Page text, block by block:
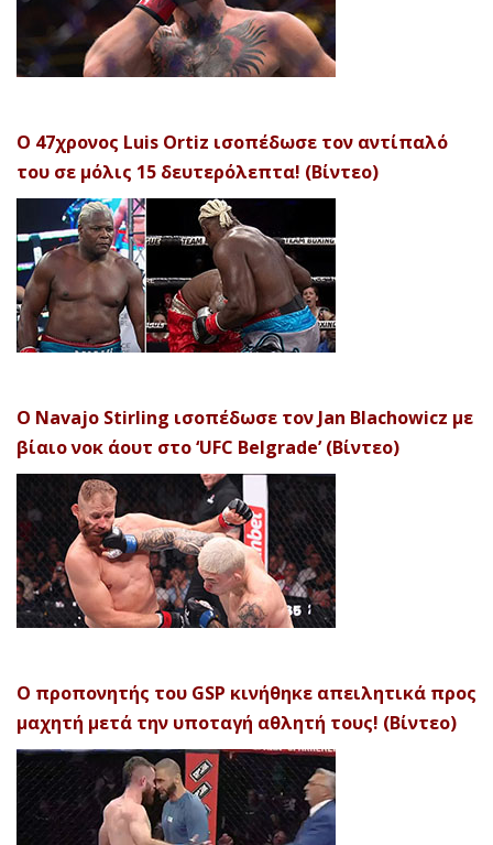
Ο 47χρονος Luis Ortiz ισοπέδωσε τον αντίπαλό
του σε μόλις 15 δευτερόλεπτα! (Βίντεο)
Ο Navajo Stirling ισοπέδωσε τον Jan Blachowicz με
βίαιο νοκ άουτ στο ‘UFC Belgrade’ (Βίντεο)
Ο προπονητής του GSP κινήθηκε απειλητικά προς
μαχητή μετά την υποταγή αθλητή τους! (Βίντεο)